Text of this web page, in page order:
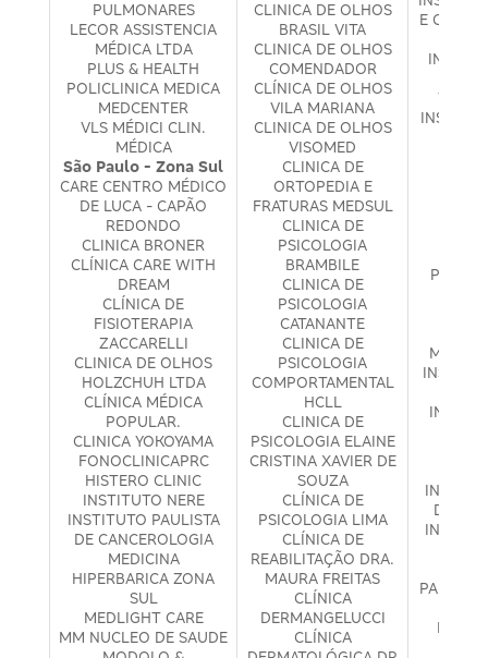
PULMONARES
LECOR ASSISTENCIA
MÉDICA LTDA
PLUS & HEALTH
POLICLINICA MEDICA
MEDCENTER
VLS MÉDICI CLIN.
MÉDICA
São Paulo - Zona Sul
CARE CENTRO MÉDICO
DE LUCA - CAPÃO
REDONDO
CLINICA BRONER
CLÍNICA CARE WITH
DREAM
CLÍNICA DE
FISIOTERAPIA
ZACCARELLI
CLINICA DE OLHOS
HOLZCHUH LTDA
CLÍNICA MÉDICA
POPULAR.
CLINICA YOKOYAMA
FONOCLINICAPRC
HISTERO CLINIC
INSTITUTO NERE
INSTITUTO PAULISTA
DE CANCEROLOGIA
MEDICINA
HIPERBARICA ZONA
SUL
MEDLIGHT CARE
MM NUCLEO DE SAUDE
CLINICA DE OLHOS
BRASIL VITA
CLINICA DE OLHOS
COMENDADOR
CLÍNICA DE OLHOS
VILA MARIANA
CLINICA DE OLHOS
VISOMED
CLINICA DE
ORTOPEDIA E
FRATURAS MEDSUL
CLINICA DE
PSICOLOGIA
BRAMBILE
CLINICA DE
PSICOLOGIA
CATANANTE
CLINICA DE
PSICOLOGIA
COMPORTAMENTAL
HCLL
CLINICA DE
PSICOLOGIA ELAINE
CRISTINA XAVIER DE
SOUZA
CLÍNICA DE
PSICOLOGIA LIMA
CLÍNICA DE
REABILITAÇÃO DRA.
MAURA FREITAS
CLÍNICA
DERMANGELUCCI
CLÍNICA
E
INST.
PEDRO
DE
PAULO